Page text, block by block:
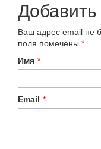
Ваш адрес email не
поля помечены *
Имя *
Email *